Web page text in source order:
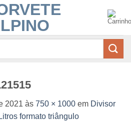
2021 às 750 × 1000 em Divisor
formato triângulo